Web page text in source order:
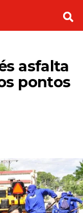
asfalta
pontos